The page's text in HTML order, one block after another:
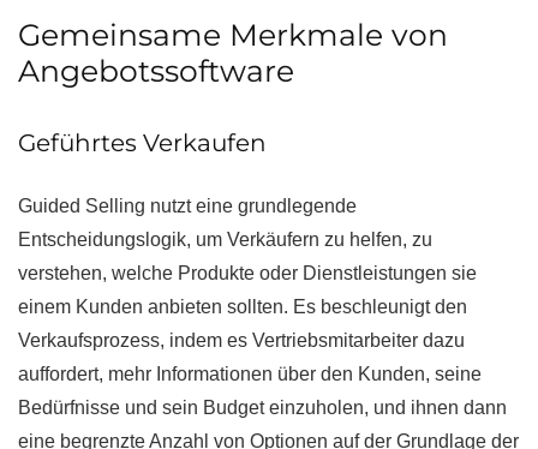
Gemeinsame Merkmale von
Angebotssoftware
Geführtes Verkaufen
Guided Selling nutzt eine grundlegende
Entscheidungslogik, um Verkäufern zu helfen, zu
verstehen, welche Produkte oder Dienstleistungen sie
einem Kunden anbieten sollten. Es beschleunigt den
Verkaufsprozess, indem es Vertriebsmitarbeiter dazu
auffordert, mehr Informationen über den Kunden, seine
Bedürfnisse und sein Budget einzuholen, und ihnen dann
eine begrenzte Anzahl von Optionen auf der Grundlage der